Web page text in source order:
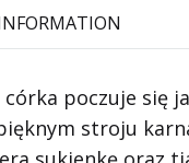
poczuje się
stroju